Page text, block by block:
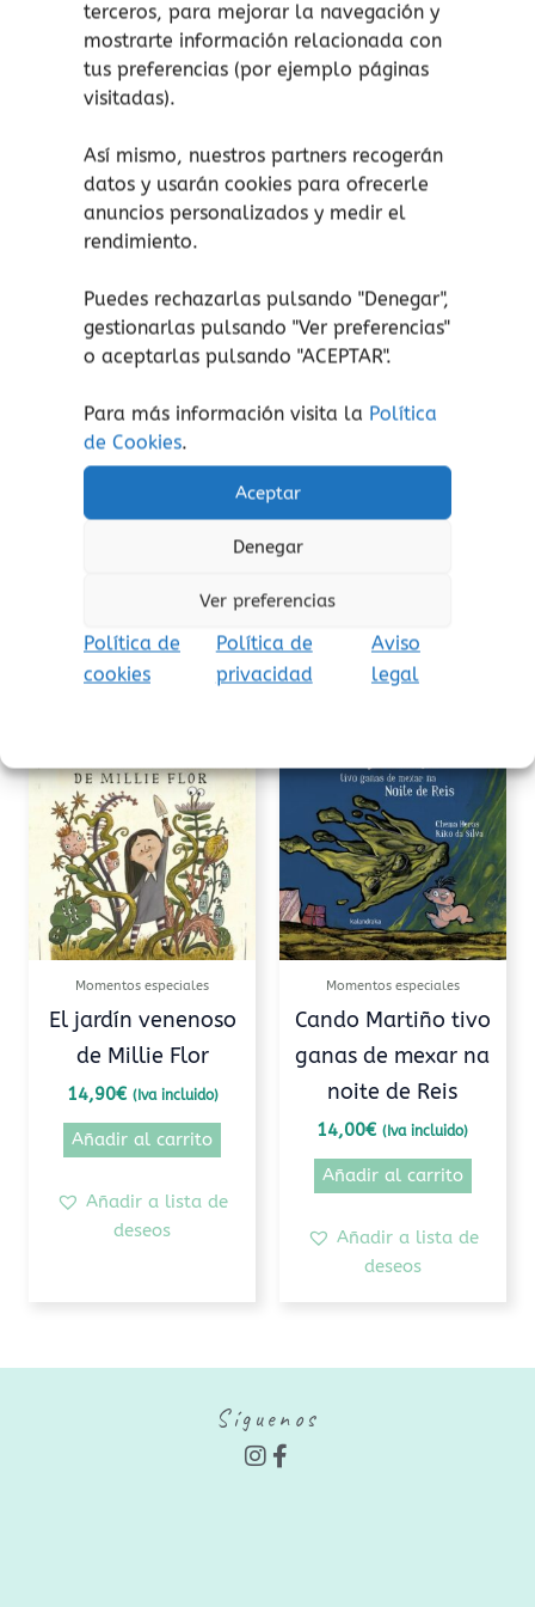
terceros, para mejorar la navegación y
mostrarte información relacionada con
tus preferencias (por ejemplo páginas
visitadas).
Así mismo, nuestros partners recogerán
datos y usarán cookies para ofrecerle
anuncios personalizados y medir el
rendimiento.
Puedes rechazarlas pulsando "Denegar",
gestionarlas pulsando "Ver preferencias"
o aceptarlas pulsando "ACEPTAR".
Para más información visita la Política
de Cookies.
Aceptar
Denegar
Ver preferencias
Política de
cookies
Política de
privacidad
Aviso
legal
Letra imprenta
La magia de la
15,50€ (Iva incluido)
deseos
Momentos especiales
15,00€ (Iva incluido)
deseos
Momentos especiales
El jardín venenoso
de Millie Flor
14,90€ (Iva incluido)
Añadir al carrito
Añadir a lista de
deseos
Momentos especiales
Cando Martiño tivo
ganas de mexar na
noite de Reis
14,00€ (Iva incluido)
Añadir al carrito
Añadir a lista de
deseos
Síguenos
I
n
F
a